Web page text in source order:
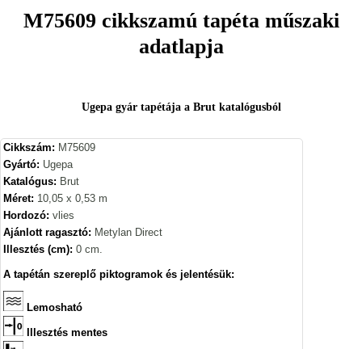
M75609 cikkszamú tapéta műszaki
adatlapja
Ugepa gyár tapétája a Brut katalógusból
Cikkszám: M75609
Gyártó: Ugepa
Katalógus: Brut
Méret: 10,05 x 0,53 m
Hordozó: vlies
Ajánlott ragasztó: Metylan Direct
Illesztés (cm): 0 cm.
A tapétán szereplő piktogramok és jelentésük:
Lemosható
Illesztés mentes